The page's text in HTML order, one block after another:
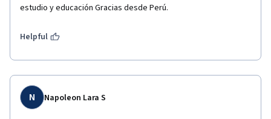
estudio y educación Gracias desde Perú.
Helpful
N Napoleon Lara S